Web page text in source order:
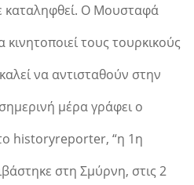
καταληφθεί. Ο Μουσταφά
κινητοποιεί τους τουρκικούς
να αντισταθούν στην
μέρα γράφει ο
historyreporter, “η 1η
στη Σμύρνη, στις 2